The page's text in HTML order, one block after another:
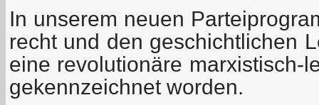
In unserem neuen
recht und den geschichtlichen
eine revolutionäre marxistisch-
gekennzeichnet worden.